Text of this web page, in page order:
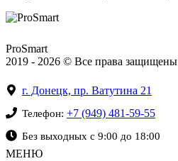
ProSmart
2019 - 2026 © Все права защищены
г. Донецк, пр. Ватутина 21
Телефон: +7 (949) 481-59-55
Без выходных с 9:00 до 18:00
МЕНЮ